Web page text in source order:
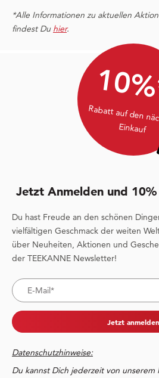
*Alle Informationen zu aktuellen
findest Du hier.
Rabatt auf den
Einkauf
Jetzt Anmelden und
Du hast Freude an den schönen
vielfältigen Geschmack der weiten
über Neuheiten, Aktionen und
der TEEKANNE Newsletter!
Jetzt anmelden
Datenschutzhinweise:
Du kannst Dich jederzeit von